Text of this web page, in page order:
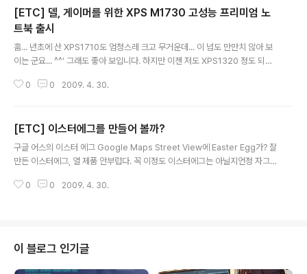
[ETC] 델, 게이머를 위한 XPS M1730 고성능 프리미엄 노
트북 출시
훔... 년초에 산 XPS1710도 엄청스레 크고 무거운데... 이 넘도 만만치 않아 보
이는 군요... ^^' 그래도 좋아 보입니다. 하지만 이젠 저도 XPS1320 정도 되는
은 1710보다 는 좋은 거 같네요... (저위에 껍데기를 씌울려나? ^^) 델, 게이머
레이, 블루, 레드) 선택으로 신세대 고객의 취향을 고려했다. 익스트림에디션 인
텔 코어2듀오 프로세서 X7900을 탑재하고 평균 GT(gray-to-gray) 반응시
간이 7밀리 세컨드인 고화질 17형 와이드 LCD..
0 0 2009. 4. 30.
[ETC] 이스터에그를 만들어 볼까?
구글 어스의 이스터 에그 Google Maps Street View에 Easter Egg가? 잘
만든 이스터에그, 열 제품 안부럽다. 꼭 이정도 이스터에그는 아닐지언정 자그
\\\\\\\\\\\\\\\\\\\\\\\\\
0 0 2009. 4. 30.
이 블로그 인기글